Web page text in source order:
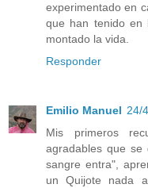
experimentado en
que han tenido en
montado la vida.
Responder
Emilio Manuel 24/
Mis primeros
agradables que
sangre entra",
un Quijote nada